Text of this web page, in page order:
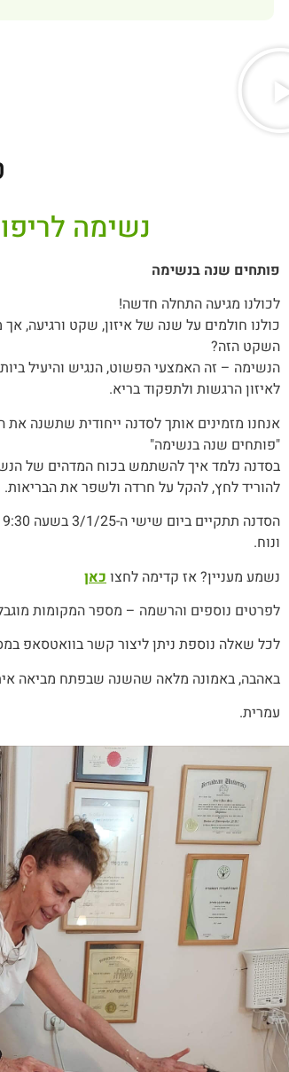
נשימה
פותחים שנה בנשימה
לכולנו מגיעה התחלה חדשה!
כולנו חולמים על שנה של איזון, שקט ורגיעה,
השקט הזה?
הנשימה – זה האמצעי הפשוט, הנגיש והיעיל
לאיזון הרגשות ולתפקוד בריא.
אנחנו מזמינים אותך לסדנה ייחודית שתשנה
"פותחים שנה בנשימה"
בסדנה נלמד איך להשתמש בכוח המדהים של
להוריד לחץ, להקל על חרדה ולשפר את הבריאות.
ונוח.
נשמע מעניין? אז קדימה לחצו כאן
לפרטים נוספים והרשמה – מספר המקומות
לכל שאלה נוספת ניתן ליצור קשר בוואטסאפ במספר
באהבה, באמונה מלאה שהשנה שבפתח מביאה
עמרית.